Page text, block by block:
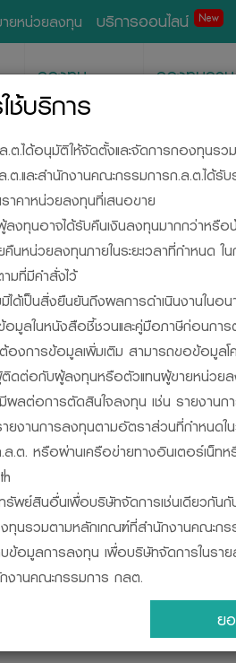
ยหน่วยลงทุน บริการออนไลน์ New
ล
กองทุน
สำรองเลี้ยงชีพ
กองทุนรวม
งทุนรวม
ปฎิทินกองทุน ข้อมูลการจ่าย
ช้บริการ
.ได้อนุมัติให้จัดตั้งและจัดการกองทุนรว
.ต.และสำนักงานคณะกรรมการก.ล.ต.ได้
าคาหน่วยลงทุนที่เสนอขาย
งทุนอาจได้รับคืนเงินลงทุนมากกว่าหรือ
คืนหน่วยลงทุนภายในระยะเวลาที่กำหนด
มที่มีคำสั่งไว้
ด้เป็นสิ่งยืนยันถึงผลการดำเนินงานในอ
ลในหนังสือชี้ชวนและคู่มือภาษีก่อนการ
องการข้อมูลเพิ่มเติม สามารถขอข้อมูลโ
ติดต่อกับผู้ลงทุนหรือตัวแทนผู้ขายหน่วย
ลต่อการตัดสินใจลงทุน เช่น รายงานก
ยงานการลงทุนตามอัตราส่วนที่กำหนดใ
ต. หรือผ่านเครือข่ายทางอินเตอร์เน็ทห
ย์สินอื่นเพื่อบริษัทจัดการเช่นเดียวกัน
นรวมตามหลักเกณฑ์ที่สำนักงานคณะกร
อมูลการลงทุน เพื่อบริษัทจัดการในราย
งานคณะกรรมการ กลต.
ริษัทจัดการ ดังนั้น บริษัทจัดการจึงไม่มีภ
ำเนินงานของกองทุนรวมไม่ได้ขึ้นอยู่กับ
ย